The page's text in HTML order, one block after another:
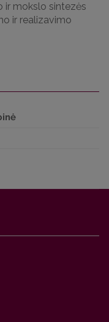
ir mokslo sintezės
ir realizavimo